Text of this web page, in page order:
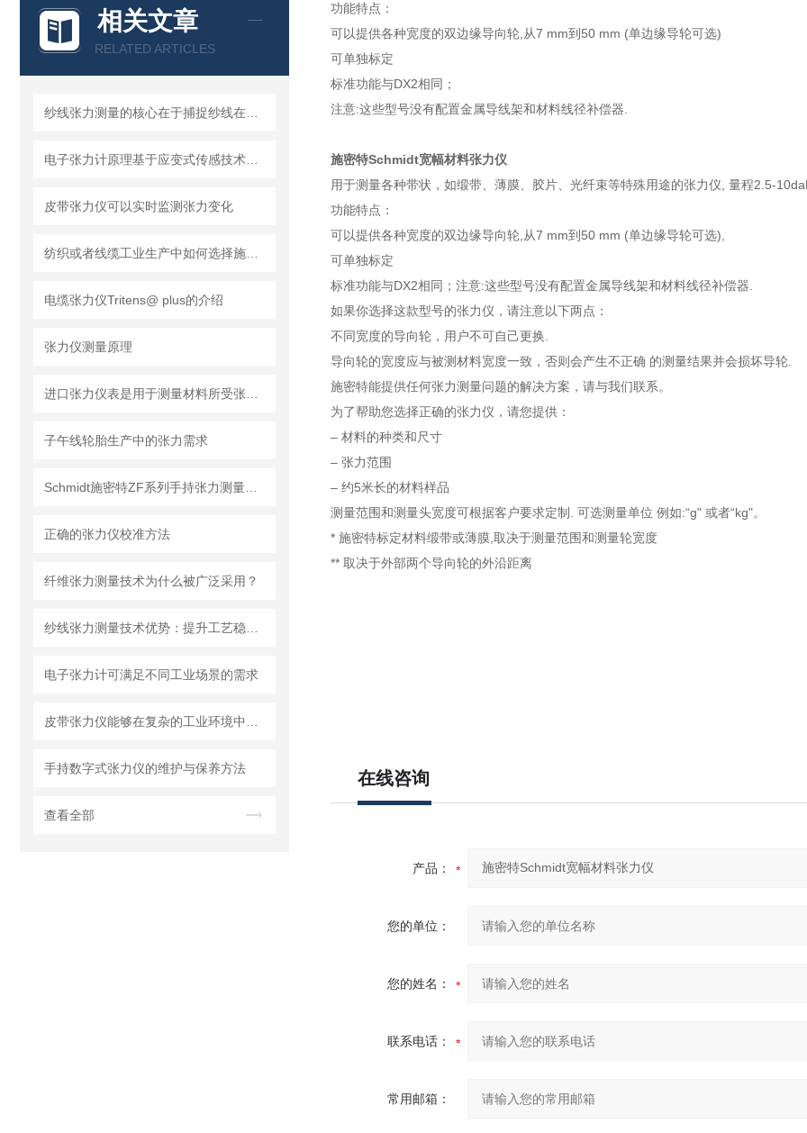
相关文章
RELATED ARTICLES
皮带张力仪可以实时监测张力变化
电缆张力仪Tritens@ plus的介绍
张力仪测量原理
子午线轮胎生产中的张力需求
正确的张力仪校准方法
纤维张力测量技术为什么被广泛采用？
电子张力计可满足不同工业场景的需求
手持数字式张力仪的维护与保养方法
查看全部
功能特点：
可以提供各种宽度的双边缘导向轮,从7 mm到50 mm (单边缘导轮可选)
可单独标定
标准功能与DX2相同；
注意:这些型号没有配置金属导线架和材料线径补偿器.
施密特Schmidt宽幅材料张力仪
用于测量各种带状，如缎带、薄膜、胶片、光纤束等特殊用途的张力仪, 量程2.5-
功能特点：
可以提供各种宽度的双边缘导向轮,从7 mm到50 mm (单边缘导轮可选),
可单独标定
标准功能与DX2相同；注意:这些型号没有配置金属导线架和材料线径补偿器.
如果你选择这款型号的张力仪，请注意以下两点：
不同宽度的导向轮，用户不可自己更换.
导向轮的宽度应与被测材料宽度一致，否则会产生不正确 的测量结果并会损坏导轮.
施密特能提供任何张力测量问题的解决方案，请与我们联系。
为了帮助您选择正确的张力仪，请您提供：
– 材料的种类和尺寸
– 张力范围
– 约5米长的材料样品
测量范围和测量头宽度可根据客户要求定制. 可选测量单位 例如:“g" 或者“kg"。
* 施密特标定材料缎带或薄膜,取决于测量范围和测量轮宽度
** 取决于外部两个导向轮的外沿距离
在线咨询
产品：
您的单位：
您的姓名：
联系电话：
常用邮箱：